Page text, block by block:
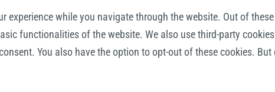
experience while you navigate through the website. Out of
functionalities of the website. We also use third-party
You also have the option to opt-out of these cookies.